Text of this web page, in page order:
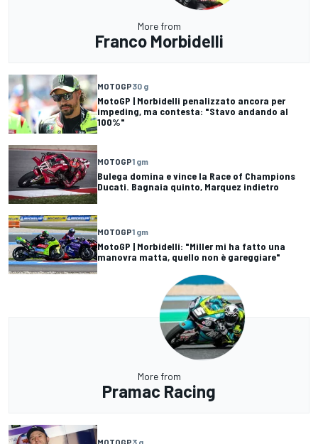
More from
Franco Morbidelli
MOTOGP30 g
MotoGP | Morbidelli penalizzato ancora per
impeding, ma contesta: "Stavo andando al
100%"
MOTOGP1 gm
Bulega domina e vince la Race of Champions
Ducati. Bagnaia quinto, Marquez indietro
MOTOGP1 gm
MotoGP | Morbidelli: "Miller mi ha fatto una
manovra matta, quello non è gareggiare"
More from
Pramac Racing
MOTOGP3 g